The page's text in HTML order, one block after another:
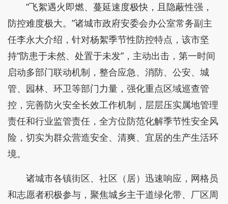
“飞絮遇火即燃、蔓延速度极快，且隐蔽性强，
防控难度极大。”诸城市政府安委会办公室常务副主
任李永大介绍，针对杨絮季节性防控特点，该市坚
持“防患于未然、处置于未发”，主动出击，第一时间
启动多部门联动机制，整合应急、消防、公安、城
管、园林、环卫等部门力量，强化重点区域巡查管
控，完善防火安全长效工作机制，层层压实属地管理
责任和行业监管责任，全方位防范化解季节性安全风
险，切实为群众营造安全、清爽、宜居的生产生活环
境。
诸城市各镇街区、社区（居）迅速响应，网格员
和志愿者积极参与，聚焦城乡主干道绿化带、厂区周